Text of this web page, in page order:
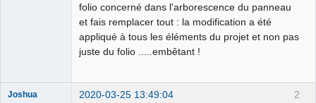
Google_Search
folio concerné dans l'arborescence du panneau
et fais remplacer tout : la modification a été
appliqué à tous les éléments du projet et non pas
juste du folio .....embêtant !
2
Joshua 2020-03-25 13:49:04